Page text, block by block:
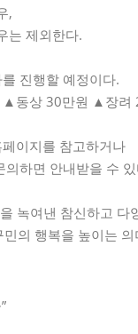
,
는 제외한다.
진행할 예정이다.
상 30만원 ▲장려
이지를 참고하거나
하면 안내받을 수
녹여낸 참신하고 다
의 행복을 높이는